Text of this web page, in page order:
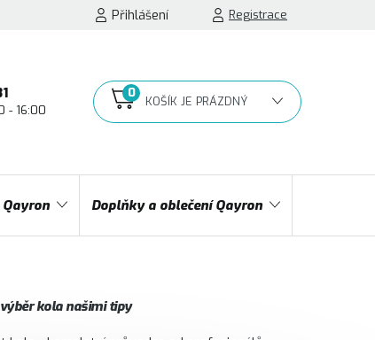
Přihlášení Registrace
- 16:00
NÁKUPNÍ
Doplňky a oblečení Qayron
kola našimi tipy